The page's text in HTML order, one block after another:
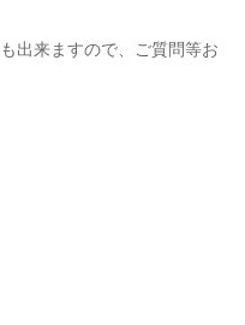
出来ますので、ご質問等お